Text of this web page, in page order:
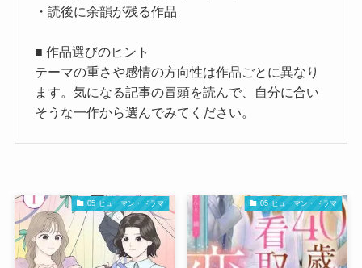
・読後に余韻が残る作品
■ 作品選びのヒント
テーマの重さや感情の方向性は作品ごとに異なり
ます。気になる記事の冒頭を読んで、自分に合い
そうな一作から選んでみてください。
05 ヒューマン・ドラマ 05 ヒューマン・ドラマ